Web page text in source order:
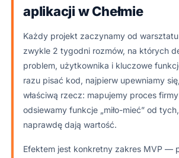
aplikacji w Chełmie
Każdy projekt zaczynamy od
zwykle 2 tygodni rozmów, na których
problem, użytkownika i kluczowe
razu pisać kod, najpierw upewniamy
właściwą rzecz: mapujemy proces firmy
odsiewamy funkcje „miło-mieć” od
naprawdę dają wartość.
Efektem jest konkretny zakres MVP —